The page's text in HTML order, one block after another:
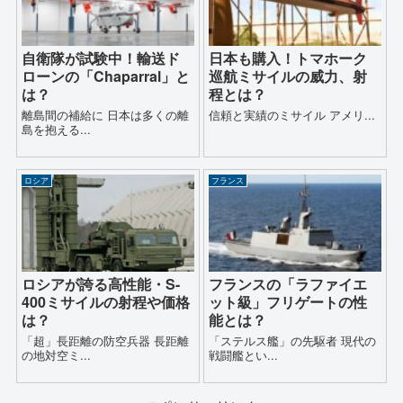
自衛隊が試験中！輸送ド
ローンの「Chaparral」と
は？
離島間の補給に 日本は多くの離
島を抱える...
日本も購入！トマホーク
巡航ミサイルの威力、射
程とは？
信頼と実績のミサイル アメリ...
ロシア
ロシアが誇る高性能・S-
400ミサイルの射程や価格
は？
「超」長距離の防空兵器 長距離
の地対空ミ...
フランス
フランスの「ラファイエ
ット級」フリゲートの性
能とは？
「ステルス艦」の先駆者 現代の
戦闘艦とい...